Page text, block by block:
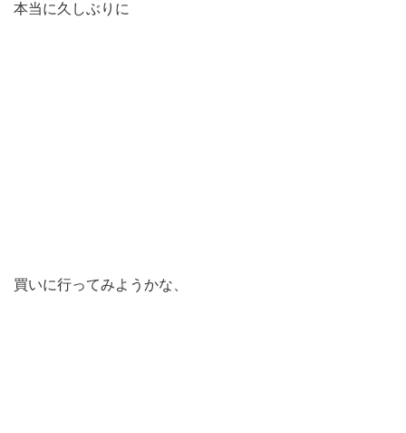
本当に久しぶりに
買いに行ってみようかな、